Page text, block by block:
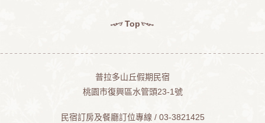
Top
普拉多山丘假期民宿
桃園市復興區水管頭23-1號
民宿訂房及餐廳訂位專線 / 03-3821425